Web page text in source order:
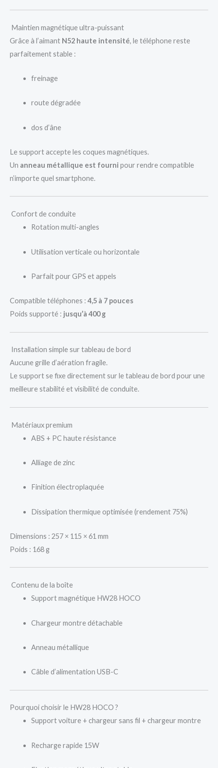
Maintien magnétique ultra-puissant
Grâce à l’aimant N52 haute intensité, le téléphone reste
parfaitement stable :
freinage
route dégradée
dos d’âne
Le support accepte les coques magnétiques.
Un anneau métallique est fourni pour rendre compatible
n’importe quel smartphone.
Confort de conduite
Rotation multi-angles
Utilisation verticale ou horizontale
Parfait pour GPS et appels
Compatible téléphones : 4,5 à 7 pouces
Poids supporté : jusqu’à 400 g
Installation simple sur tableau de bord
Aucune grille d’aération fragile.
Le support se fixe directement sur le tableau de bord pour une
meilleure stabilité et visibilité de conduite.
Matériaux premium
ABS + PC haute résistance
Alliage de zinc
Finition électroplaquée
Dissipation thermique optimisée (rendement 75%)
Dimensions : 257 × 115 × 61 mm
Poids : 168 g
Contenu de la boîte
Support magnétique HW28 HOCO
Chargeur montre détachable
Anneau métallique
Câble d’alimentation USB-C
Pourquoi choisir le HW28 HOCO ?
Support voiture + chargeur sans fil + chargeur montre
Recharge rapide 15W